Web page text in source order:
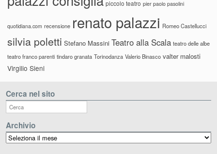
piccolo teatro pier paolo pasolini
quotidiana.com recensione renato palazzi Romeo Castellucci
silvia poletti Stefano Massini Teatro alla Scala teatro delle albe
teatro franco parenti tindaro granata Torinodanza Valerio Binasco valter malosti
Virgilio Sieni
Cerca nel sito
Archivio
Archivio